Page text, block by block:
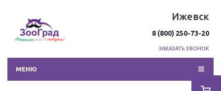
Ижевск
8 (800) 250-73-20
ЗАКАЗАТЬ ЗВОНОК
МЕНЮ